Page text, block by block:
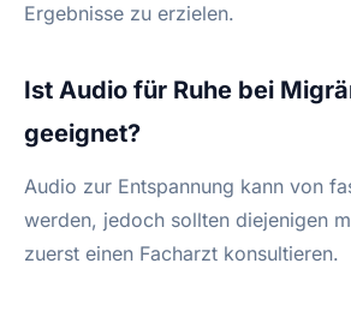
Ergebnisse zu erzielen.
Ist Audio für Ruhe bei
geeignet?
Audio zur Entspannung kann von
werden, jedoch sollten diejenigen
zuerst einen Facharzt konsultieren.